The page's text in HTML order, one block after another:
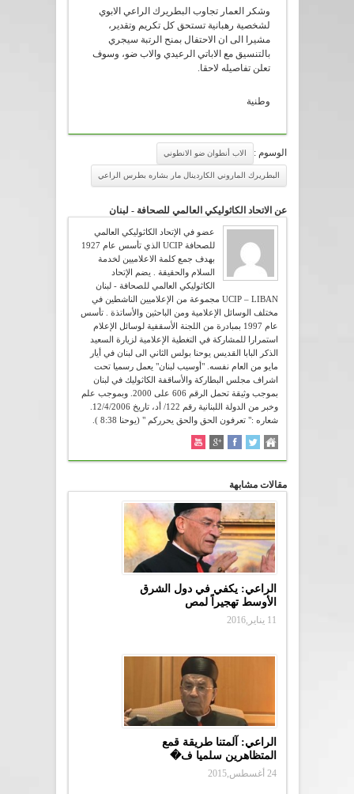
وشكر العمار تجاوب البطريرك الراعي الابوي
لشخصية رهبانية تستحق كل تكريم وتقدير،
مشيرا الى ان الاحتفال بمنح الرتبة سيجري
بالتنسيق مع الاباتي الرعيدي والاب ضو، وسوف
تعلن تفاصيله لاحقا.
وطنية
الوسوم : الاب أنطوان ضو الانطوني
البطريرك الماروني الكاردينال مار بشاره بطرس الراعي
عن الاتحاد الكاثوليكي العالمي للصحافة - لبنان
عضو في الإتحاد الكاثوليكي العالمي
للصحافة UCIP الذي تأسس عام 1927
بهدف جمع كلمة الاعلاميين لخدمة
السلام والحقيقة . يضم الإتحاد
الكاثوليكي العالمي للصحافة - لبنان
UCIP – LIBAN مجموعة من الإعلاميين الناشطين في
مختلف الوسائل الإعلامية ومن الباحثين والأساتذة . تأسس
عام 1997 بمبادرة من اللجنة الأسقفية لوسائل الإعلام
استمرارا للمشاركة في التغطية الإعلامية لزيارة السعيد
الذكر البابا القديس يوحنا بولس الثاني الى لبنان في أيار
مايو من العام نفسه. "أوسيب لبنان" يعمل رسميا تحت
اشراف مجلس البطاركة والأساقفة الكاثوليك في لبنان
بموجب وثيقة تحمل الرقم 606 على 2000. وبموجب علم
شعاره :" تعرفون الحق والحق يحرركم " (يوحنا 8:38 ).
مقالات مشابهة
الراعي: يكفي في دول الشرق
الأوسط تهجيراً لمص
11 يناير,2016
الراعي: آلمتنا طريقة قمع
المتظاهرين سلميا ف�
24 أغسطس,2015